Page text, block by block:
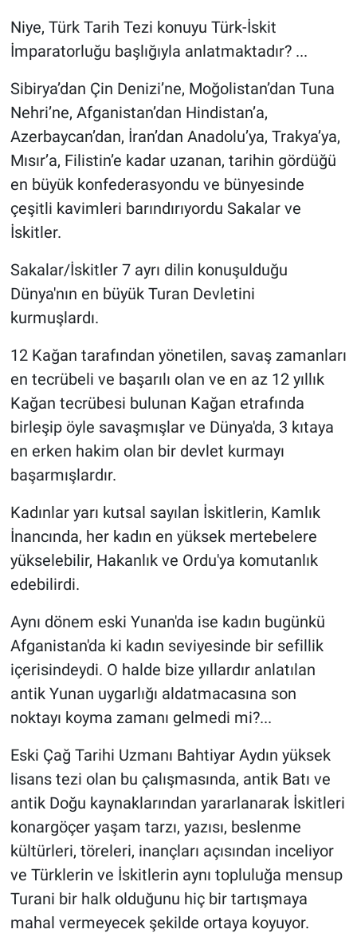
Niye, Türk Tarih Tezi konuyu Türk-İskit
İmparatorluğu başlığıyla anlatmaktadır? ...
Sibirya’dan Çin Denizi’ne, Moğolistan’dan Tuna
Nehri’ne, Afganistan’dan Hindistan’a,
Azerbaycan’dan, İran’dan Anadolu’ya, Trakya’ya,
Mısır’a, Filistin’e kadar uzanan, tarihin gördüğü
en büyük konfederasyondu ve bünyesinde
çeşitli kavimleri barındırıyordu Sakalar ve
İskitler.
Sakalar/İskitler 7 ayrı dilin konuşulduğu
Dünya'nın en büyük Turan Devletini
kurmuşlardı.
12 Kağan tarafından yönetilen, savaş zamanları
en tecrübeli ve başarılı olan ve en az 12 yıllık
Kağan tecrübesi bulunan Kağan etrafında
birleşip öyle savaşmışlar ve Dünya'da, 3 kıtaya
en erken hakim olan bir devlet kurmayı
başarmışlardır.
Kadınlar yarı kutsal sayılan İskitlerin, Kamlık
İnancında, her kadın en yüksek mertebelere
yükselebilir, Hakanlık ve Ordu'ya komutanlık
edebilirdi.
Aynı dönem eski Yunan'da ise kadın bugünkü
Afganistan'da ki kadın seviyesinde bir sefillik
içerisindeydi. O halde bize yıllardır anlatılan
antik Yunan uygarlığı aldatmacasına son
noktayı koyma zamanı gelmedi mi?...
Eski Çağ Tarihi Uzmanı Bahtiyar Aydın yüksek
lisans tezi olan bu çalışmasında, antik Batı ve
antik Doğu kaynaklarından yararlanarak İskitleri
konargöçer yaşam tarzı, yazısı, beslenme
kültürleri, töreleri, inançları açısından inceliyor
ve Türklerin ve İskitlerin aynı topluluğa mensup
Turani bir halk olduğunu hiç bir tartışmaya
mahal vermeyecek şekilde ortaya koyuyor.